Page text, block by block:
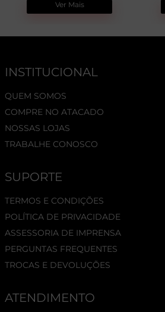
Ver Mais
INSTITUCIONAL
QUEM SOMOS
COMPRE NO ATACADO
NOSSAS LOJAS
TRABALHE CONOSCO
SUPORTE
TERMOS E CONDIÇÕES
POLÍTICA DE PRIVACIDADE
ASSESSORIA DE IMPRENSA
PERGUNTAS FREQUENTES
TROCAS E DEVOLUÇÕES
ATENDIMENTO